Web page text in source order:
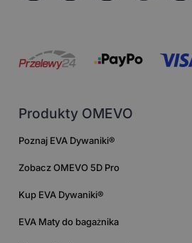
Produkty OMEVO
Poznaj EVA Dywaniki®
Zobacz OMEVO 5D Pro
Kup EVA Dywaniki®
EVA Maty do bagażnika